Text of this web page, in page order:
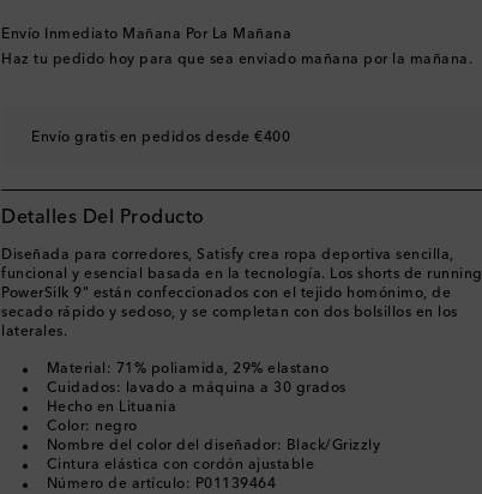
Envío Inmediato Mañana Por La Mañana
Haz tu pedido hoy para que sea enviado mañana por la mañana.
Envío gratis en pedidos desde €400
Detalles Del Producto
Diseñada para corredores, Satisfy crea ropa deportiva sencilla,
funcional y esencial basada en la tecnología. Los shorts de running
PowerSilk 9" están confeccionados con el tejido homónimo, de
secado rápido y sedoso, y se completan con dos bolsillos en los
laterales.
Material: 71% poliamida, 29% elastano
Cuidados: lavado a máquina a 30 grados
Hecho en Lituania
Color: negro
Nombre del color del diseñador: Black/Grizzly
Cintura elástica con cordón ajustable
Número de artículo: P01139464